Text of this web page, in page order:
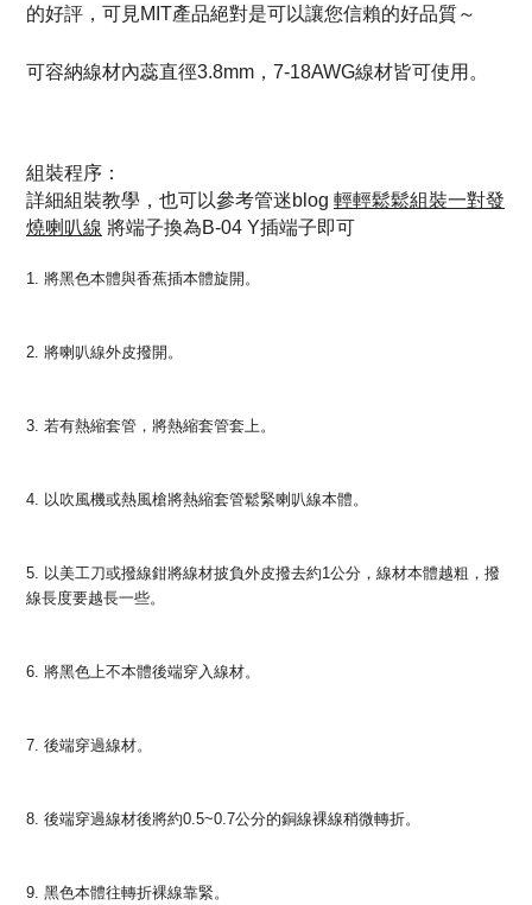
的好評，可見MIT產品絕對是可以讓您信賴的好品質～
可容納線材內蕊直徑3.8mm，7-18AWG線材皆可使用。
組裝程序：
詳細組裝教學，也可以參考管迷blog 輕輕鬆鬆組裝一對發
燒喇叭線 將端子換為B-04 Y插端子即可
1. 將黑色本體與香蕉插本體旋開。
2. 將喇叭線外皮撥開。
3. 若有熱縮套管，將熱縮套管套上。
4. 以吹風機或熱風槍將熱縮套管鬆緊喇叭線本體。
5. 以美工刀或撥線鉗將線材披負外皮撥去約1公分，線材本體越粗，撥
線長度要越長一些。
6. 將黑色上不本體後端穿入線材。
7. 後端穿過線材。
8. 後端穿過線材後將約0.5~0.7公分的銅線裸線稍微轉折。
9. 黑色本體往轉折裸線靠緊。